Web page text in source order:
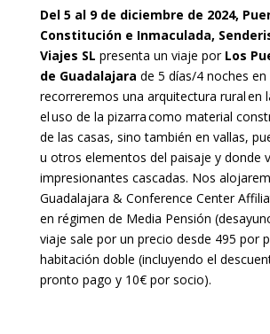
Del 5 al 9 de diciembre de 2024,
Constitución e Inmaculada,
Viajes SL presenta un viaje porLos
de Guadalajara de 5 días/4 noches en
recorreremos una arquitectura ruralen
eluso de la pizarracomo material
de las casas, sino también en vallas,
u otros elementos del paisaje y donde
impresionantes cascadas. Nos
Guadalajara & Conference Center
en régimen de Media Pensión
viaje sale por un precio desde 495 por
habitación doble (incluyendo el
pronto pago y 10€ por socio).